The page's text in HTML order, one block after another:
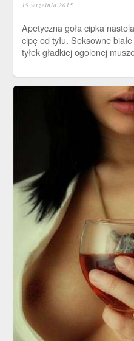
19 września 2015
Apetyczna goła cipka
cipę od tyłu. Seksowne
tyłek gładkiej ogolonej